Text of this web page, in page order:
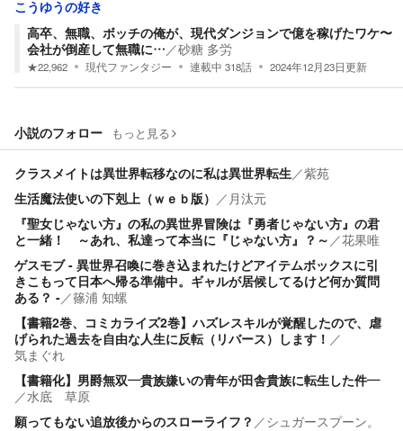
こうゆうの好き
高卒、無職、ボッチの俺が、現代ダンジョンで億を稼げたワケ〜
会社が倒産して無職に…／砂糖 多労
★22,962 現代ファンタジー 連載中 318話 2024年12月23日更新
小説のフォロー もっと見る
クラスメイトは異世界転移なのに私は異世界転生／紫苑
生活魔法使いの下剋上（ｗｅｂ版） ／ 月汰元
『聖女じゃない方』の私の異世界冒険は『勇者じゃない方』の君
と一緒！ ～あれ、私達って本当に『じゃない方』？～ ／花果唯
ゲスモブ - 異世界召喚に巻き込まれたけどアイテムボックスに引
きこもって日本へ帰る準備中。ギャルが居候してるけど何か質問
ある？ -／篠浦 知螺
【書籍2巻、コミカライズ2巻】ハズレスキルが覚醒したので、虐
げられた過去を自由な人生に反転（リバース）します！ ／
気まぐれ
【書籍化】男爵無双―貴族嫌いの青年が田舎貴族に転生した件―
／水底 草原
願ってもない追放後からのスローライフ？ ／シュガースプーン。